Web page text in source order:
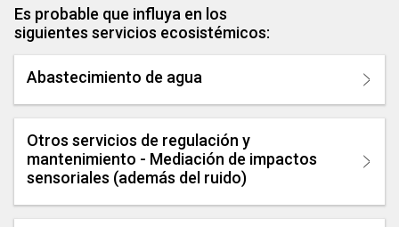
Es probable que influya en los
siguientes servicios ecosistémicos:
Abastecimiento de agua
Otros servicios de regulación y
mantenimiento - Mediación de impactos
sensoriales (además del ruido)